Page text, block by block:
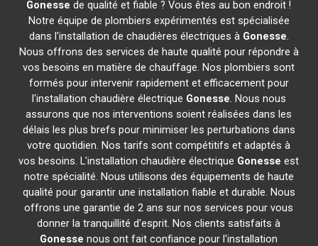
Gonesse de qualité et fiable ? Vous êtes au bon endroit !
Notre équipe de plombiers expérimentés est spécialisée
dans l'installation de chaudières électriques à Gonesse.
Nous offrons des services de haute qualité pour répondre à
vos besoins en matière de chauffage. Nos plombiers sont
formés pour intervenir rapidement et efficacement pour
l'installation chaudière électrique Gonesse. Nous nous
assurons que nos interventions soient réalisées dans les
délais les plus brefs pour minimiser les perturbations dans
votre quotidien. Nos tarifs sont compétitifs et adaptés à
vos besoins. L'installation chaudière électrique Gonesse est
notre spécialité. Nous utilisons des équipements de haute
qualité pour garantir une installation fiable et durable. Nous
offrons une garantie de 2 ans sur nos services pour vous
donner la tranquillité d'esprit. Nos clients satisfaits à
Gonesse nous ont fait confiance pour l'installation